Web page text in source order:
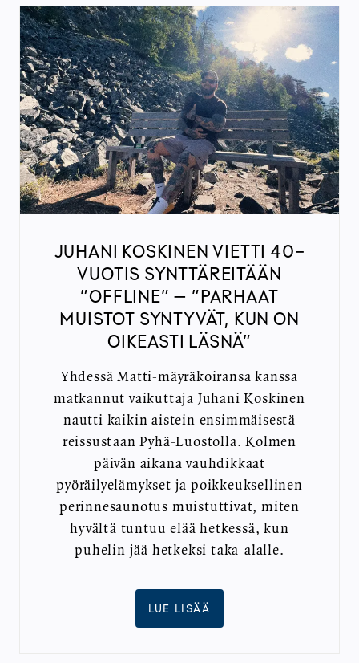
JUHANI KOSKINEN VIETTI 40-
VUOTIS SYNTTÄREITÄÄN
”OFFLINE” – ”PARHAAT
MUISTOT SYNTYVÄT, KUN ON
OIKEASTI LÄSNÄ”
Yhdessä Matti-mäyräkoiransa kanssa
matkannut vaikuttaja Juhani Koskinen
nautti kaikin aistein ensimmäisestä
reissustaan Pyhä-Luostolla. Kolmen
päivän aikana vauhdikkaat
pyöräilyelämykset ja poikkeuksellinen
perinnesaunotus muistuttivat, miten
hyvältä tuntuu elää hetkessä, kun
puhelin jää hetkeksi taka-alalle.
LUE LISÄÄ